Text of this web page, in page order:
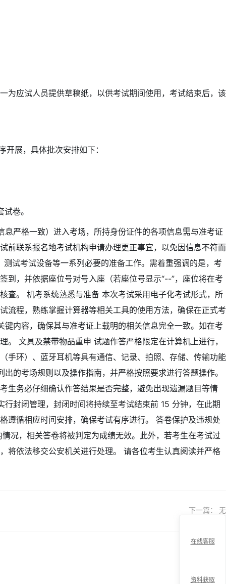
为应试人员提供草稿纸，以供考试期间使用，考试结束后，该
展，具体批次安排如下：
卷。
严格一致）进入考场，所持身份证件的各项信息需与准考证
前联系报名地考试机构申请办理更正事宜，以免因信息不符而
试考试设备等一系列必要的准备工作。需着重强调的是，考
到，并依据座位号对号入座（若座位号显示“--”，座位将在考
查。 机考系统熟悉与准备 本次考试采用电子化考试形式，所
流程，熟练掌握计算器等相关工具的使用方法，确保在正式考
内容，确保其与准考证上载明的相关信息完全一致。如在考
文具及禁带物品重申 试题作答严格限定在计算机上进行，
手环）、蓝牙耳机等具有通信、记录、拍照、存储、传输功能
的考场规则以及操作指南，并严格按照要求进行答题操作。
生务必仔细确认作答结果是否完整，避免出现遗漏题目等情
封闭管理，封闭时间将持续至考试结束前 15 分钟，在此期
遵循相应时间安排，确保考试有序进行。 答卷保护及违规处
况，相关答卷将被判定为成绩无效。此外，若考生在考试过
将依法移交公安机关进行处理。 请各位考生认真阅读并严格
下一篇： 无
在线客服
资料获取